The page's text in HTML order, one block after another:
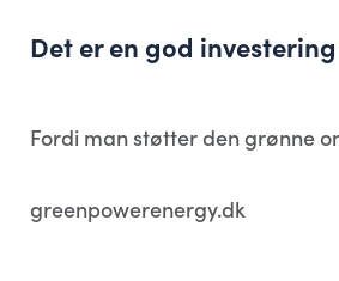
Det er en god
Fordi man støtter den grønne
greenpowerenergy.dk